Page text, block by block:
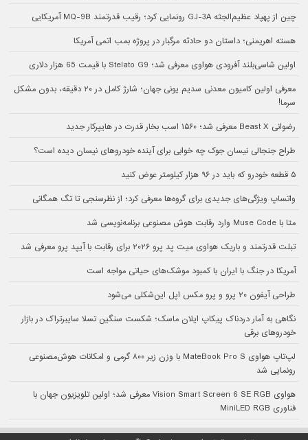
چین از پهپاد عظیم‌الجثه GJ-3A رونمایی کرد؛ رقیب قدرتمند MQ-9B آمریکایی
هسته اهریمنی؛ داستان دو حادثه مرگبار در پروژه بمب اتمی آمریکا
اولین شاسی‌بلند آفرودی هواوی معرفی شد؛ Stelato G9 با قیمت 65 هزار دلاری
معرفی اولین کامیون معدنی سدیم یونی جهان؛ شارژ کامل در ۲۰ دقیقه، بدون مشکل
سرما!
رضوانی Beast X معرفی شد؛ ۱۵۶۰ اسب بخار قدرت در هایپرکار جدید
طراح جنجالی نیسان جوک چه خوابی برای آینده خودروهای نیسان دیده است؟
۵ قطعه خودرو که باید در ۹۶ هزار کیلومتر عوض کنید
واتساپ ویژگی‌های جدیدی برای گروه‌ها معرفی کرد؛ از نظرسنجی تا تگ همگانی
متا با Muse Code وارد رقابت هوش مصنوعی برنامه‌نویسی شد
تبلت قدرتمند و باریک هواوی میت پد پرو ۲۰۲۶ برای رقابت با آیپد پرو معرفی شد
آمریکا در جنگ با ایران با کمبود موشک‌های حیاتی مواجه است
طراحی آیفون ۲۰ پرو و پرو مکس اپل این‌شکلی می‌شود
نگاهی به آمار دردناک پیکاپ ایلان ماسک؛ شکست سنگین تسلا سایبرتراک در بازار
خودروهای برقی
لپ‌تاپ هواوی MateBook Pro S با وزن زیر ۸۰۰ گرمی و امکانات هوش‌مصنوعی
رونمایی شد
هواوی Vision Smart Screen 6 SE RGB معرفی شد؛ اولین تلویزیون جهان با
فناوری MiniLED RGB